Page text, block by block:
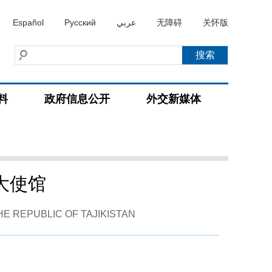
Español Русский عربي 无障碍 关怀版
政府信息公开 外交新媒体
使馆
REPUBLIC OF TAJIKISTAN